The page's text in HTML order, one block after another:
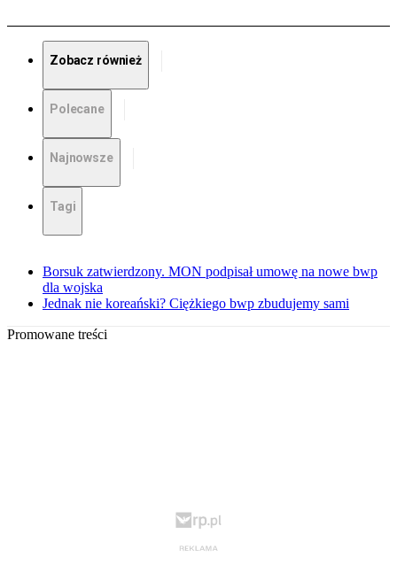
Zobacz również
Polecane
Najnowsze
Tagi
Borsuk zatwierdzony. MON podpisał umowę na nowe bwp
dla wojska
Jednak nie koreański? Ciężkiego bwp zbudujemy sami
Promowane treści